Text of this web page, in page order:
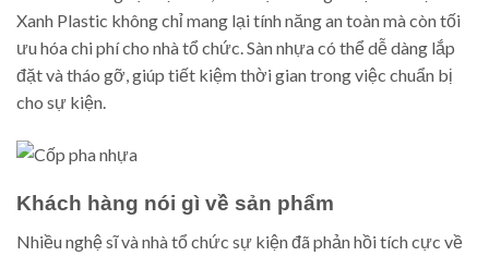
Xanh Plastic không chỉ mang lại tính năng an toàn mà còn tối
ưu hóa chi phí cho nhà tổ chức. Sàn nhựa có thể dễ dàng lắp
đặt và tháo gỡ, giúp tiết kiệm thời gian trong việc chuẩn bị
cho sự kiện.
Khách hàng nói gì về sản phẩm
Nhiều nghệ sĩ và nhà tổ chức sự kiện đã phản hồi tích cực về